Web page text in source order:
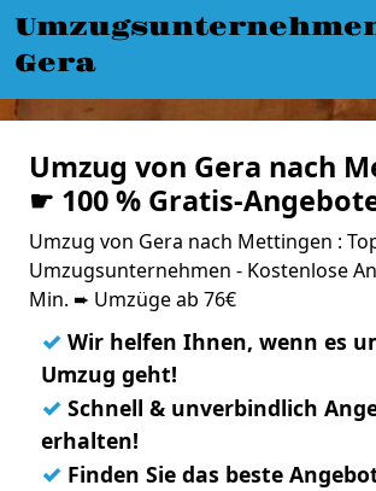
Gera
Umzug von Gera nach
☛ 100 % Gratis-
Umzug von Gera nach Mettingen :
Umzugsunternehmen - Kostenlose
Min. ➨ Umzüge ab 76€
✓ Wir helfen Ihnen, wenn es
Umzug geht!
✓ Schnell & unverbindlich
erhalten!
✓ Finden Sie das beste